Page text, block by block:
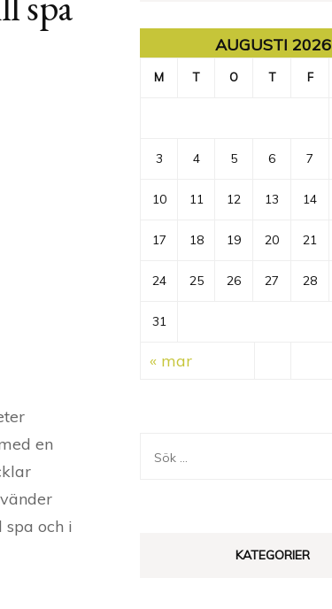
en
och i
AUGUSTI 2026
M T O T F
3 4 5 6 7
10 11 12 13 14
17 18 19 20 21
24 25 26 27 28
31
« mar
Sök
KATEGORIER